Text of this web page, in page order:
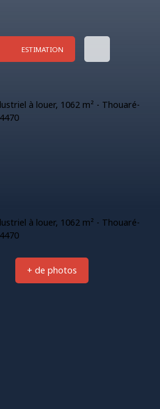
ESTIMATION
+ de photos